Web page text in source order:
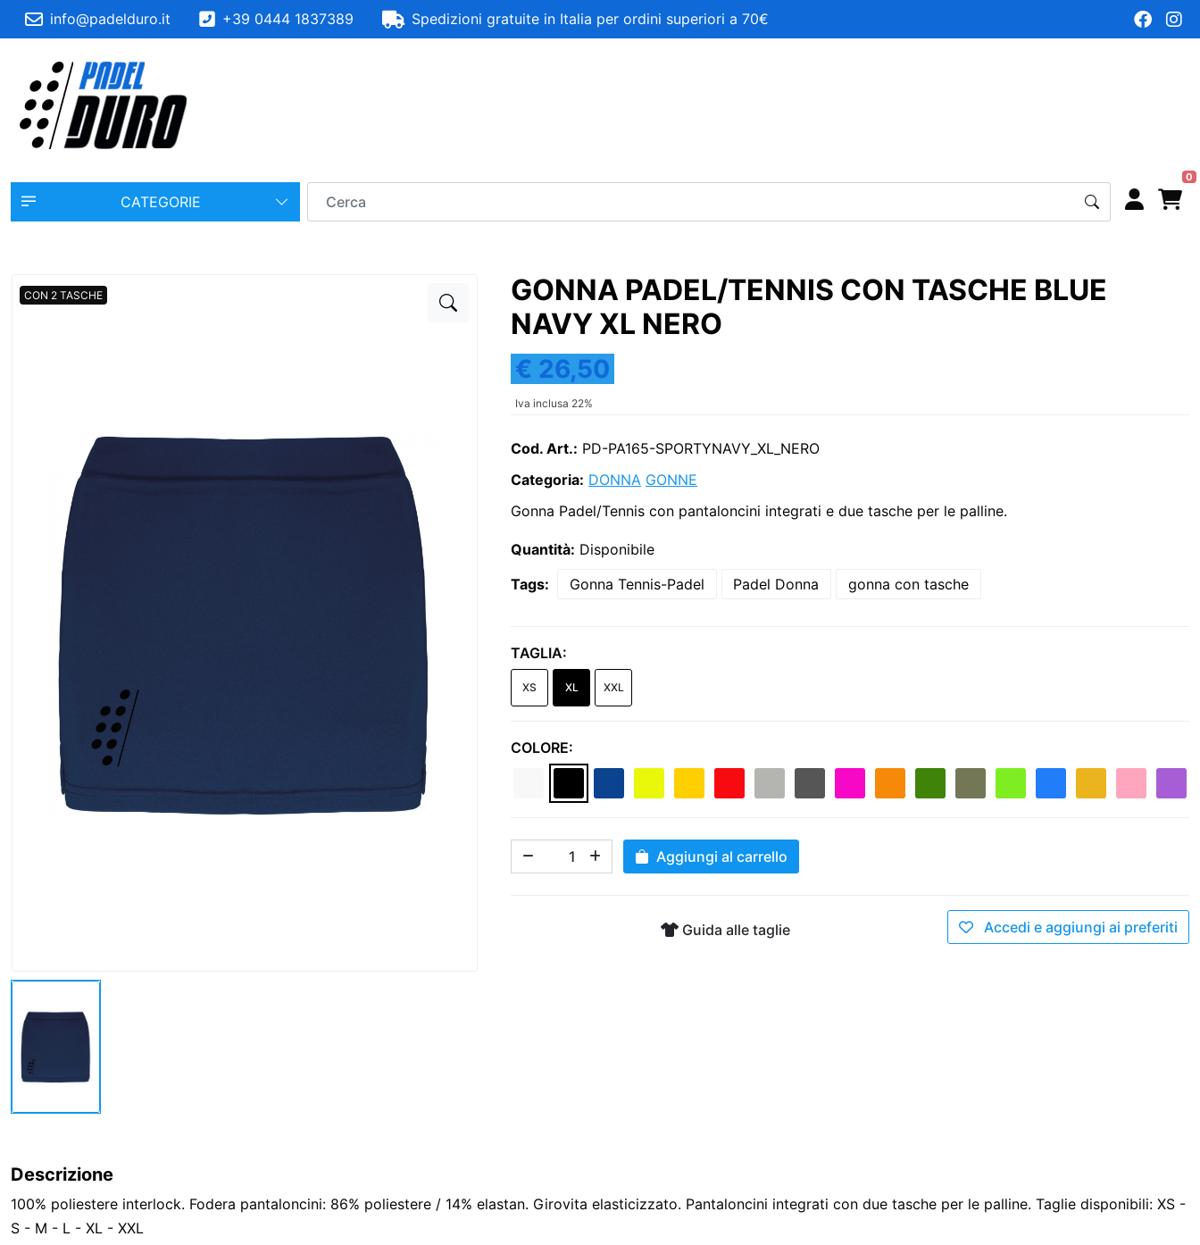
info@padelduro.it +39 0444 1837389 Spedizioni gratuite in Italia per ordini superiori a 70€
CATEGORIE
0
CON 2 TASCHE
GONNA PADEL/TENNIS CON TASCHE BLUE
NAVY XL NERO
€ 26,50
Iva inclusa 22%
Cod. Art.: PD-PA165-SPORTYNAVY_XL_NERO
Categoria: DONNA GONNE
Gonna Padel/Tennis con pantaloncini integrati e due tasche per le palline.
Quantità: Disponibile
Tags:
Gonna Tennis-Padel Padel Donna gonna con tasche
TAGLIA:
XS XL XXL
COLORE:
Aggiungi al carrello
Guida alle taglie Accedi e aggiungi ai preferiti
Descrizione
100% poliestere interlock. Fodera pantaloncini: 86% poliestere / 14% elastan. Girovita elasticizzato. Pantaloncini integrati con due tasche per le palline. Taglie disponibili: XS -
S - M - L - XL - XXL